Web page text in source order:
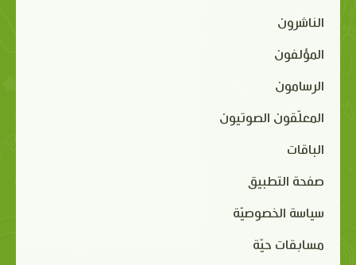
الناشرون
المؤلفون
الرسامون
المعلّقون الصوتيون
الباقات
صفحة التطبيق
سياسة الخصوصيّة
مسابقات حيّة